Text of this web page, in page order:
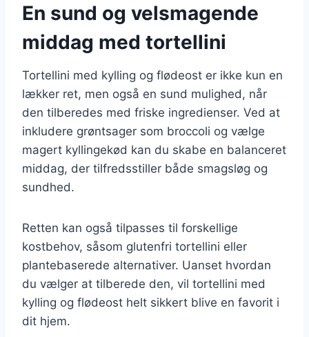
En sund og velsmagende
middag med tortellini
Tortellini med kylling og flødeost er ikke kun en
lækker ret, men også en sund mulighed, når
den tilberedes med friske ingredienser. Ved at
inkludere grøntsager som broccoli og vælge
magert kyllingekød kan du skabe en balanceret
middag, der tilfredsstiller både smagsløg og
sundhed.
Retten kan også tilpasses til forskellige
kostbehov, såsom glutenfri tortellini eller
plantebaserede alternativer. Uanset hvordan
du vælger at tilberede den, vil tortellini med
kylling og flødeost helt sikkert blive en favorit i
dit hjem.